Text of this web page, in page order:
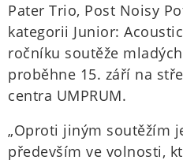
Pater Trio, Post Noisy
kategorii Junior:
ročníku soutěže
proběhne 15. září na
centra UMPRUM.
„Oproti jiným soutěžím
především ve volnosti,